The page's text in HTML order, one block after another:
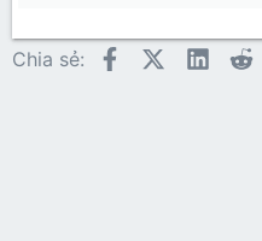
26
Chia sẻ: FacebookX (Twitter)